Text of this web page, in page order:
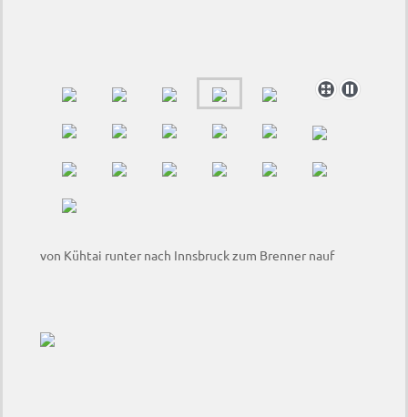
von Kühtai runter nach Innsbruck zum Brenner nauf